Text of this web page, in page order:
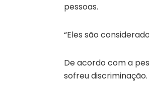
pessoas.
“Eles são
De acordo com a
sofreu